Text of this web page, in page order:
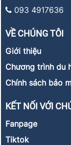
093 4917636
VỀ CHÚNG TÔI
Giới thiệu
Chương trình du
Chính sách bảo
KẾT NỐI VỚI
Fanpage
Tiktok